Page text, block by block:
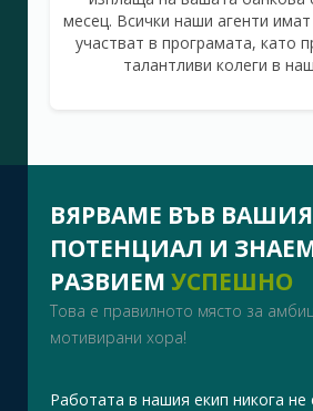
месец. Всички наши агенти
участват в програмата, като
талантливи колеги в
ВЯРВАМЕ ВЪВ ВАШИЯ
ПОТЕНЦИАЛ И
РАЗВИЕМ УСПЕШНО
Това е правилното място за
мотивирани хора!
Работата в нашия екип никога не